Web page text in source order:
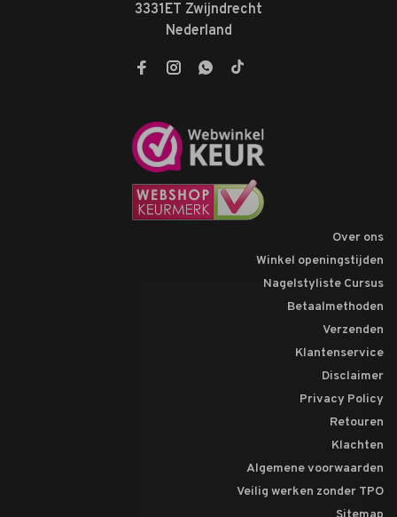
3331ET Zwijndrecht
Nederland
Over ons
Winkel openingstijden
Nagelstyliste Cursus
Betaalmethoden
Verzenden
Klantenservice
Disclaimer
Privacy Policy
Retouren
Klachten
Algemene voorwaarden
Veilig werken zonder TPO